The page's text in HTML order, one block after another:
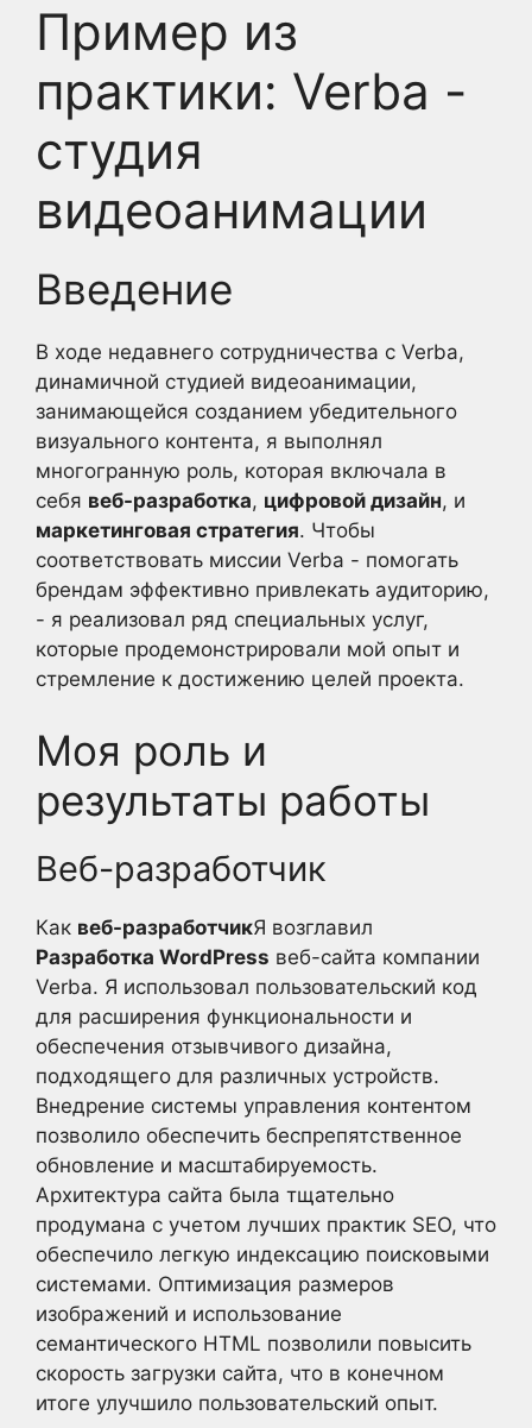
Пример из
практики: Verba -
студия
видеоанимации
Введение
В ходе недавнего сотрудничества с Verba,
динамичной студией видеоанимации,
занимающейся созданием убедительного
визуального контента, я выполнял
многогранную роль, которая включала в
себя веб-разработка, цифровой дизайн, и
маркетинговая стратегия. Чтобы
соответствовать миссии Verba - помогать
брендам эффективно привлекать аудиторию,
- я реализовал ряд специальных услуг,
которые продемонстрировали мой опыт и
стремление к достижению целей проекта.
Моя роль и
результаты работы
Веб-разработчик
Как веб-разработчикЯ возглавил
Разработка WordPress веб-сайта компании
Verba. Я использовал пользовательский код
для расширения функциональности и
обеспечения отзывчивого дизайна,
подходящего для различных устройств.
Внедрение системы управления контентом
позволило обеспечить беспрепятственное
обновление и масштабируемость.
Архитектура сайта была тщательно
продумана с учетом лучших практик SEO, что
обеспечило легкую индексацию поисковыми
системами. Оптимизация размеров
изображений и использование
семантического HTML позволили повысить
скорость загрузки сайта, что в конечном
итоге улучшило пользовательский опыт.